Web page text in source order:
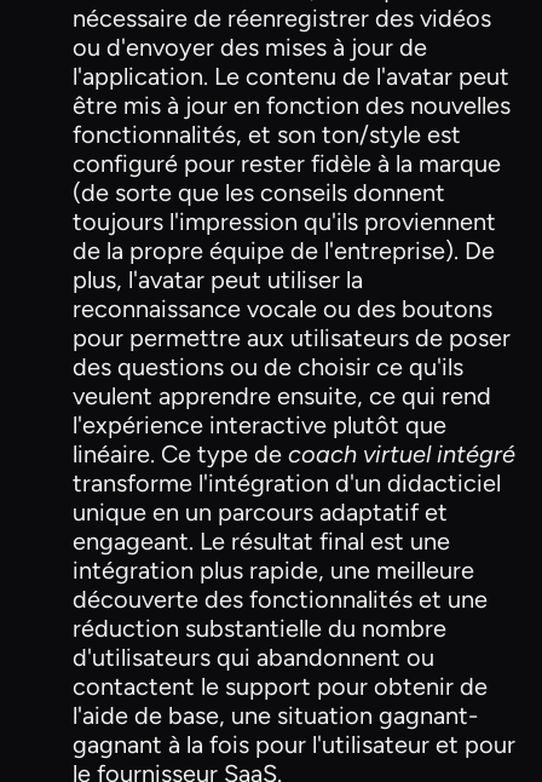
nécessaire de réenregistrer des vidéos
ou d'envoyer des mises à jour de
l'application. Le contenu de l'avatar peut
être mis à jour en fonction des nouvelles
fonctionnalités, et son ton/style est
configuré pour rester fidèle à la marque
(de sorte que les conseils donnent
toujours l'impression qu'ils proviennent
de la propre équipe de l'entreprise). De
plus, l'avatar peut utiliser la
reconnaissance vocale ou des boutons
pour permettre aux utilisateurs de poser
des questions ou de choisir ce qu'ils
veulent apprendre ensuite, ce qui rend
l'expérience interactive plutôt que
linéaire. Ce type de coach virtuel intégré
transforme l'intégration d'un didacticiel
unique en un parcours adaptatif et
engageant. Le résultat final est une
intégration plus rapide, une meilleure
découverte des fonctionnalités et une
réduction substantielle du nombre
d'utilisateurs qui abandonnent ou
contactent le support pour obtenir de
l'aide de base, une situation gagnant-
gagnant à la fois pour l'utilisateur et pour
le fournisseur SaaS.